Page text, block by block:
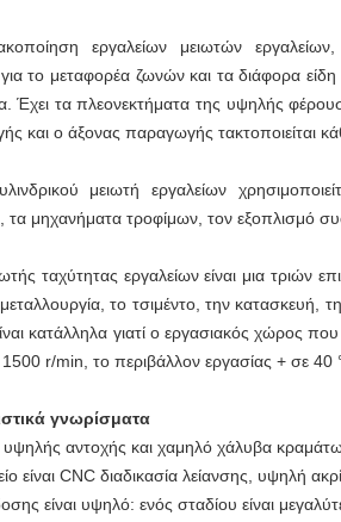
εργαλείων μειωτών
το μεταφορέα ζωνών και τα διάφορα
Έχει τα πλεονεκτήματα της υψηλής
και ο άξονας παραγωγής τακτοποιείται
μειωτή εργαλείων
τα μηχανήματα τροφίμων, τον εξοπλισμό
ταχύτητας εργαλείων είναι μια τριών
το τσιμέντο, την κατασκευή,
κατάλληλα γιατί ο εργασιακός χώρος
r/min, το περιβάλλον εργασίας + σε 40
γνωρίσματα
υψηλής αντοχής και χαμηλό χάλυβα
είναι CNC διαδικασία λείανσης, υψηλή
είναι υψηλό: ενός σταδίου είναι